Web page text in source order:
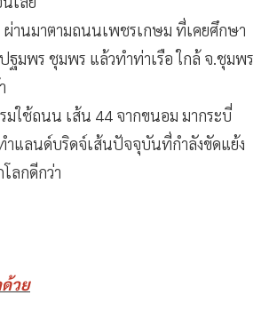
ผ่านมาตามถนนเพชรเกษม ที่เคยศึกษา
ฐมพร ชุมพร แล้วทำท่าเรือ ใกล้ จ.ชุมพร
มใช้ถนน เส้น 44 จากขนอม มากระบี่
แลนด์บริดจ์เส้นปัจจุบันที่กำลังขัดแย้ง
ลกดีกว่า
วย